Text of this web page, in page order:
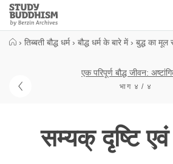
Close
Study
Buddhism
› तिब्बती बौद्ध धर्म › बौद्ध धर्म के बारे में › बुद्ध का मूल
एक परिपूर्ण बौद्ध जीवन:
भाग ४ / ४
सम्यक् दृष्टि